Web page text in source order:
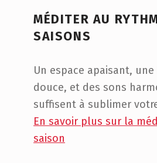
MÉDITER AU
SAISONS
Un espace apaisant,
douce, et des sons
suffisent à sublimer
En savoir plus sur la
saison